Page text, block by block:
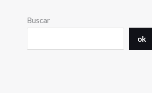
Buscar
ok